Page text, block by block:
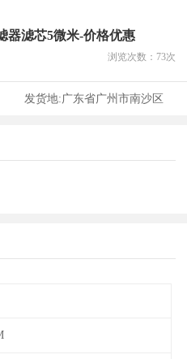
器滤芯5微米-价格优惠
浏览次数： 73次
发货地:广东省广州市南沙区